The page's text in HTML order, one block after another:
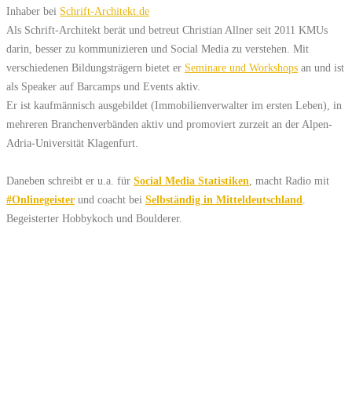
Inhaber bei Schrift-Architekt.de
Als Schrift-Architekt berät und betreut Christian Allner seit 2011 KMUs
darin, besser zu kommunizieren und Social Media zu verstehen. Mit
verschiedenen Bildungsträgern bietet er Seminare und Workshops an und ist
als Speaker auf Barcamps und Events aktiv.
Er ist kaufmännisch ausgebildet (Immobilienverwalter im ersten Leben), in
mehreren Branchenverbänden aktiv und promoviert zurzeit an der Alpen-
Adria-Universität Klagenfurt.
Daneben schreibt er u.a. für Social Media Statistiken , macht Radio mit
#Onlinegeister und coacht bei Selbständig in Mitteldeutschland
Begeisterter Hobbykoch und Boulderer.